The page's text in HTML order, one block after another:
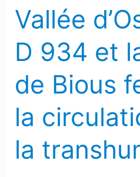
Vallée
D 934 et
de Bious
la
la
Bious
circulation
transhumance